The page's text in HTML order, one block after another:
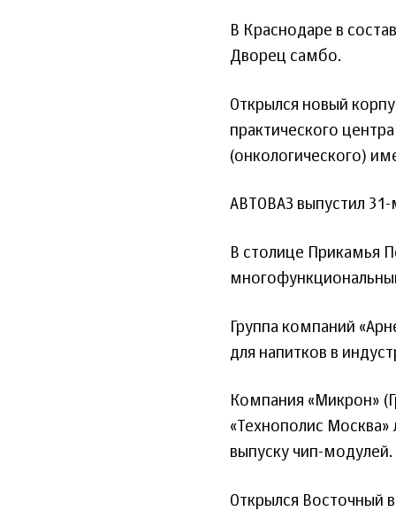
В Краснодаре в
Дворец самбо.
Открылся новый
практического
(онкологического)
АВТОВАЗ выпустил
В столице Прикамья
Группа компаний
для напитков в
Компания «Микрон»
«Технополис
выпуску чип-модулей.
Открылся Восточный